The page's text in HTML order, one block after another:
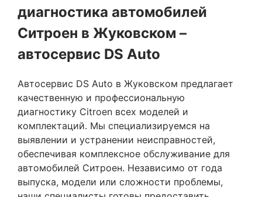
диагностика автомобилей
Ситроен в Жуковском –
автосервис DS Auto
Автосервис DS Auto в Жуковском предлагает
качественную и профессиональную
диагностику Citroen всех моделей и
комплектаций. Мы специализируемся на
выявлении и устранении неисправностей,
обеспечивая комплексное обслуживание для
автомобилей Ситроен. Независимо от года
выпуска, модели или сложности проблемы,